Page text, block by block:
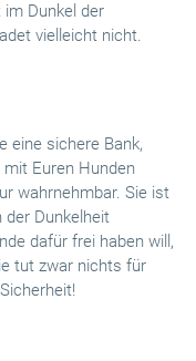
Dunkel der
vielleicht nicht.
eine sichere Bank,
Euren Hunden
wahrnehmbar. Sie ist
der Dunkelheit
dafür frei haben will,
tut zwar nichts für